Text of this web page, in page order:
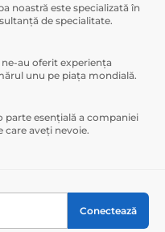
noastră este specializată în
de specialitate.
au oferit experiența
unu pe piața mondială.
parte esențială a companiei
care aveți nevoie.
Conectează